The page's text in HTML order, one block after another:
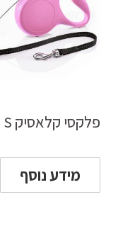
פלקסי קלאסיק S
מידע נוסף